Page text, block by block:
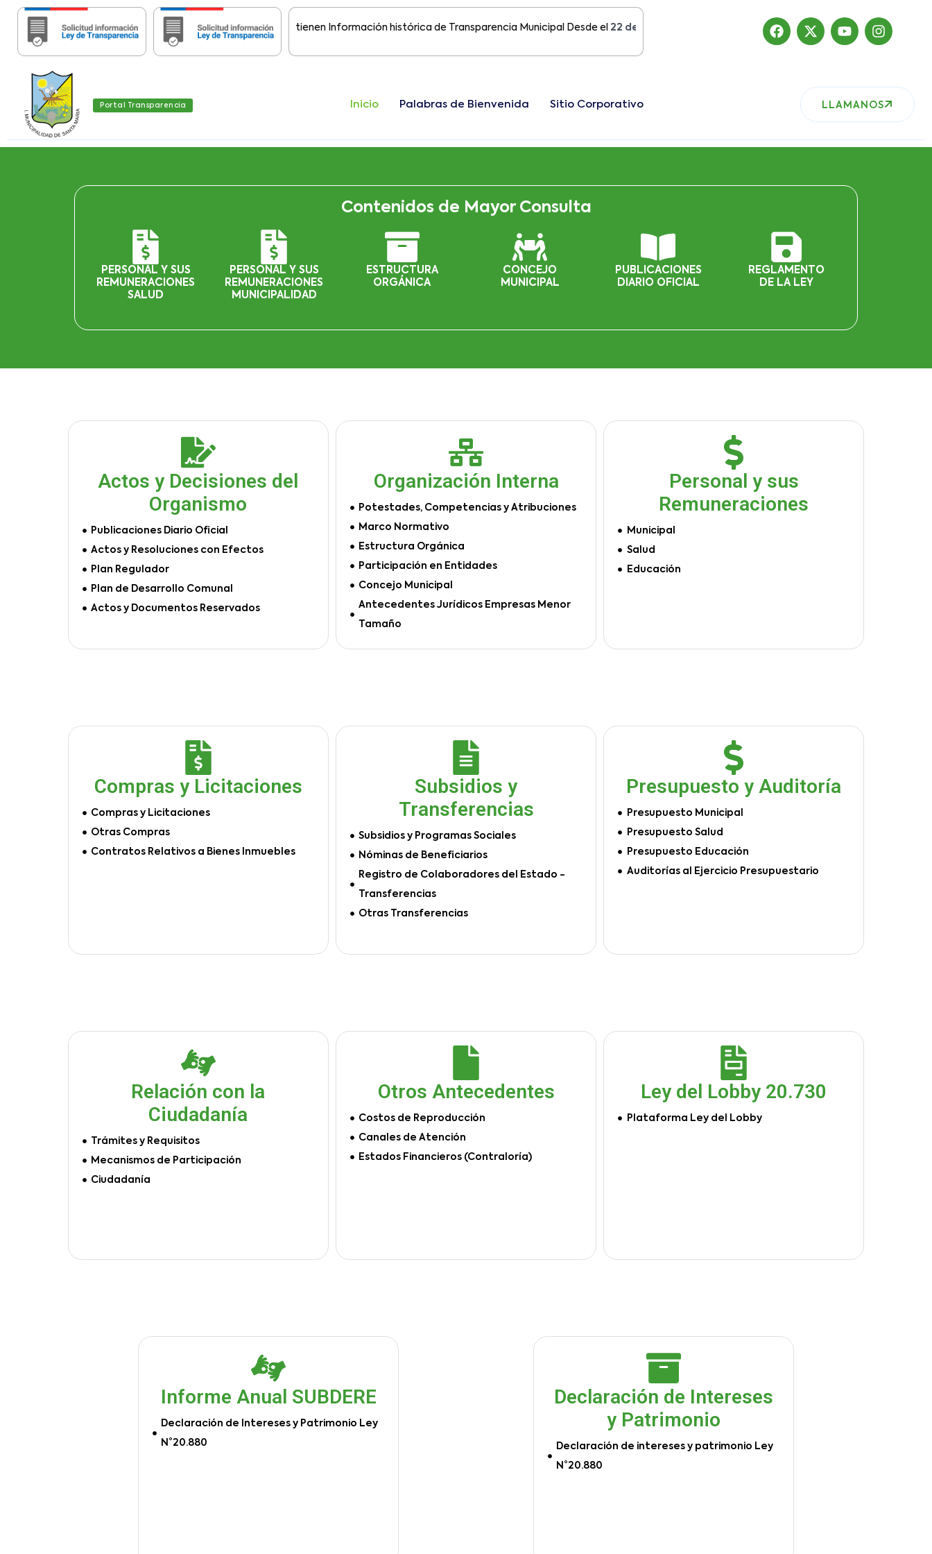
Importante:Estas páginas contienen Información histórica de Transparencia Municipal Desde el22 de Agosto del 2019 , nuestro sitio ha migrado
Portal Transparencia Inicio Palabras de Bienvenida Sitio Corporativo LLAMANOS
Contenidos de Mayor Consulta
PERSONAL Y SUS
REMUNERACIONES
SALUD
PERSONAL Y SUS
REMUNERACIONES
MUNICIPALIDAD
ESTRUCTURA
ORGÁNICA
CONCEJO
MUNICIPAL
PUBLICACIONES
DIARIO OFICIAL
REGLAMENTO
DE LA LEY
Actos y Decisiones del
Organismo
Publicaciones Diario Oficial
Actos y Resoluciones con Efectos
Plan Regulador
Plan de Desarrollo Comunal
Actos y Documentos Reservados
Organización Interna
Potestades, Competencias y Atribuciones
Marco Normativo
Estructura Orgánica
Participación en Entidades
Concejo Municipal
Antecedentes Jurídicos Empresas Menor
Tamaño
Personal y sus
Remuneraciones
Municipal
Salud
Educación
Compras y Licitaciones
Compras y Licitaciones
Otras Compras
Contratos Relativos a Bienes Inmuebles
Subsidios y
Transferencias
Subsidios y Programas Sociales
Nóminas de Beneficiarios
Registro de Colaboradores del Estado -
Transferencias
Otras Transferencias
Presupuesto y Auditoría
Presupuesto Municipal
Presupuesto Salud
Presupuesto Educación
Auditorías al Ejercicio Presupuestario
Relación con la
Ciudadanía
Trámites y Requisitos
Mecanismos de Participación
Ciudadanía
Otros Antecedentes
Costos de Reproducción
Canales de Atención
Estados Financieros (Contraloría)
Ley del Lobby 20.730
Plataforma Ley del Lobby
Informe Anual SUBDERE
Declaración de Intereses y Patrimonio Ley
N°20.880
Declaración de Intereses
y Patrimonio
Declaración de intereses y patrimonio Ley
N°20.880